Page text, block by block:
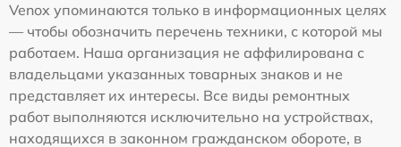
Venox упоминаются только в информационных целях
— чтобы обозначить перечень техники, с которой мы
работаем. Наша организация не аффилирована с
владельцами указанных товарных знаков и не
представляет их интересы. Все виды ремонтных
работ выполняются исключительно на устройствах,
находящихся в законном гражданском обороте, в